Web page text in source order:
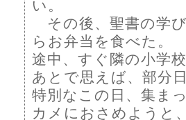
い。
その後、聖書の学
らお弁当を食べた。
途中、すぐ隣の小学
あとで思えば、部分
特別なこの日、集ま
カメにおさめようと、